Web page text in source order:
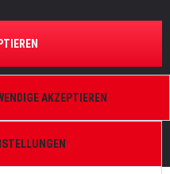
Abschiedstour
0 Kommentare
AKZEPTIEREN